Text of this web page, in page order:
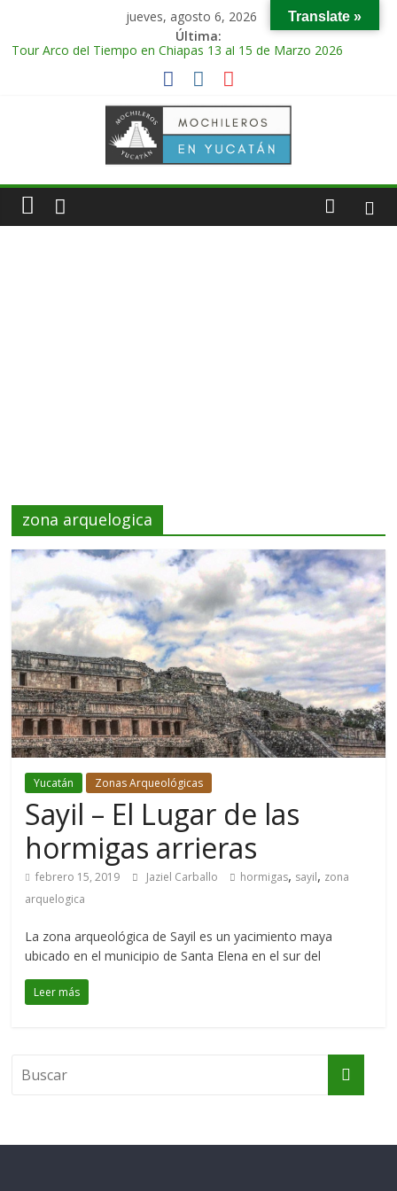
jueves, agosto 6, 2026
Última:
Tour Arco del Tiempo en Chiapas 13 al 15 de Marzo 2026
Tour Tikal Magico en Guatemala 31 de Octubre al 2 de
Tour Ruta Puuc 1 de Febrero del 2026
Excursión Volcán Chichonal en Chiapas 28 y 29 de Marzo 2026
Tour Calakmul Magico 28 de Febrero y 1 de Marzo 2026
zona arquelogica
Yucatán Zonas Arqueológicas
Sayil – El Lugar de las
hormigas arrieras
febrero 15, 2019 Jaziel Carballo hormigas, sayil, zona
arquelogica
La zona arqueológica de Sayil es un yacimiento maya
ubicado en el municipio de Santa Elena en el sur del
Leer más
Translate »